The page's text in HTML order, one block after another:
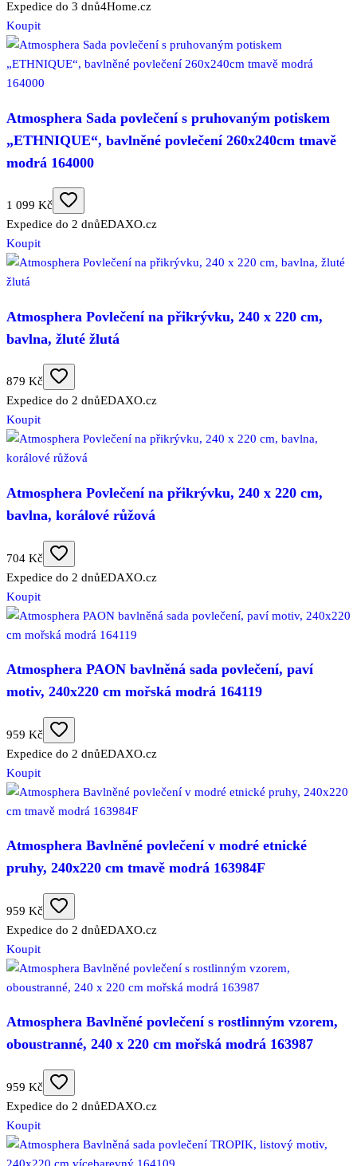
Expedice do 3 dnů4Home.cz
Koupit
Atmosphera Sada povlečení s pruhovaným potiskem
„ETHNIQUE“, bavlněné povlečení 260x240cm tmavě
modrá 164000
1 099 Kč
Expedice do 2 dnůEDAXO.cz
Koupit
Atmosphera Povlečení na přikrývku, 240 x 220 cm,
bavlna, žluté žlutá
879 Kč
Expedice do 2 dnůEDAXO.cz
Koupit
Atmosphera Povlečení na přikrývku, 240 x 220 cm,
bavlna, korálové růžová
704 Kč
Expedice do 2 dnůEDAXO.cz
Koupit
Atmosphera PAON bavlněná sada povlečení, paví
motiv, 240x220 cm mořská modrá 164119
959 Kč
Expedice do 2 dnůEDAXO.cz
Koupit
Atmosphera Bavlněné povlečení v modré etnické
pruhy, 240x220 cm tmavě modrá 163984F
959 Kč
Expedice do 2 dnůEDAXO.cz
Koupit
Atmosphera Bavlněné povlečení s rostlinným vzorem,
oboustranné, 240 x 220 cm mořská modrá 163987
959 Kč
Expedice do 2 dnůEDAXO.cz
Koupit